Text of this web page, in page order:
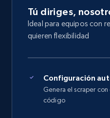
Tú diriges,
Ideal para equipos con
quieren flexibilidad
Configuración
Genera el scraper
código